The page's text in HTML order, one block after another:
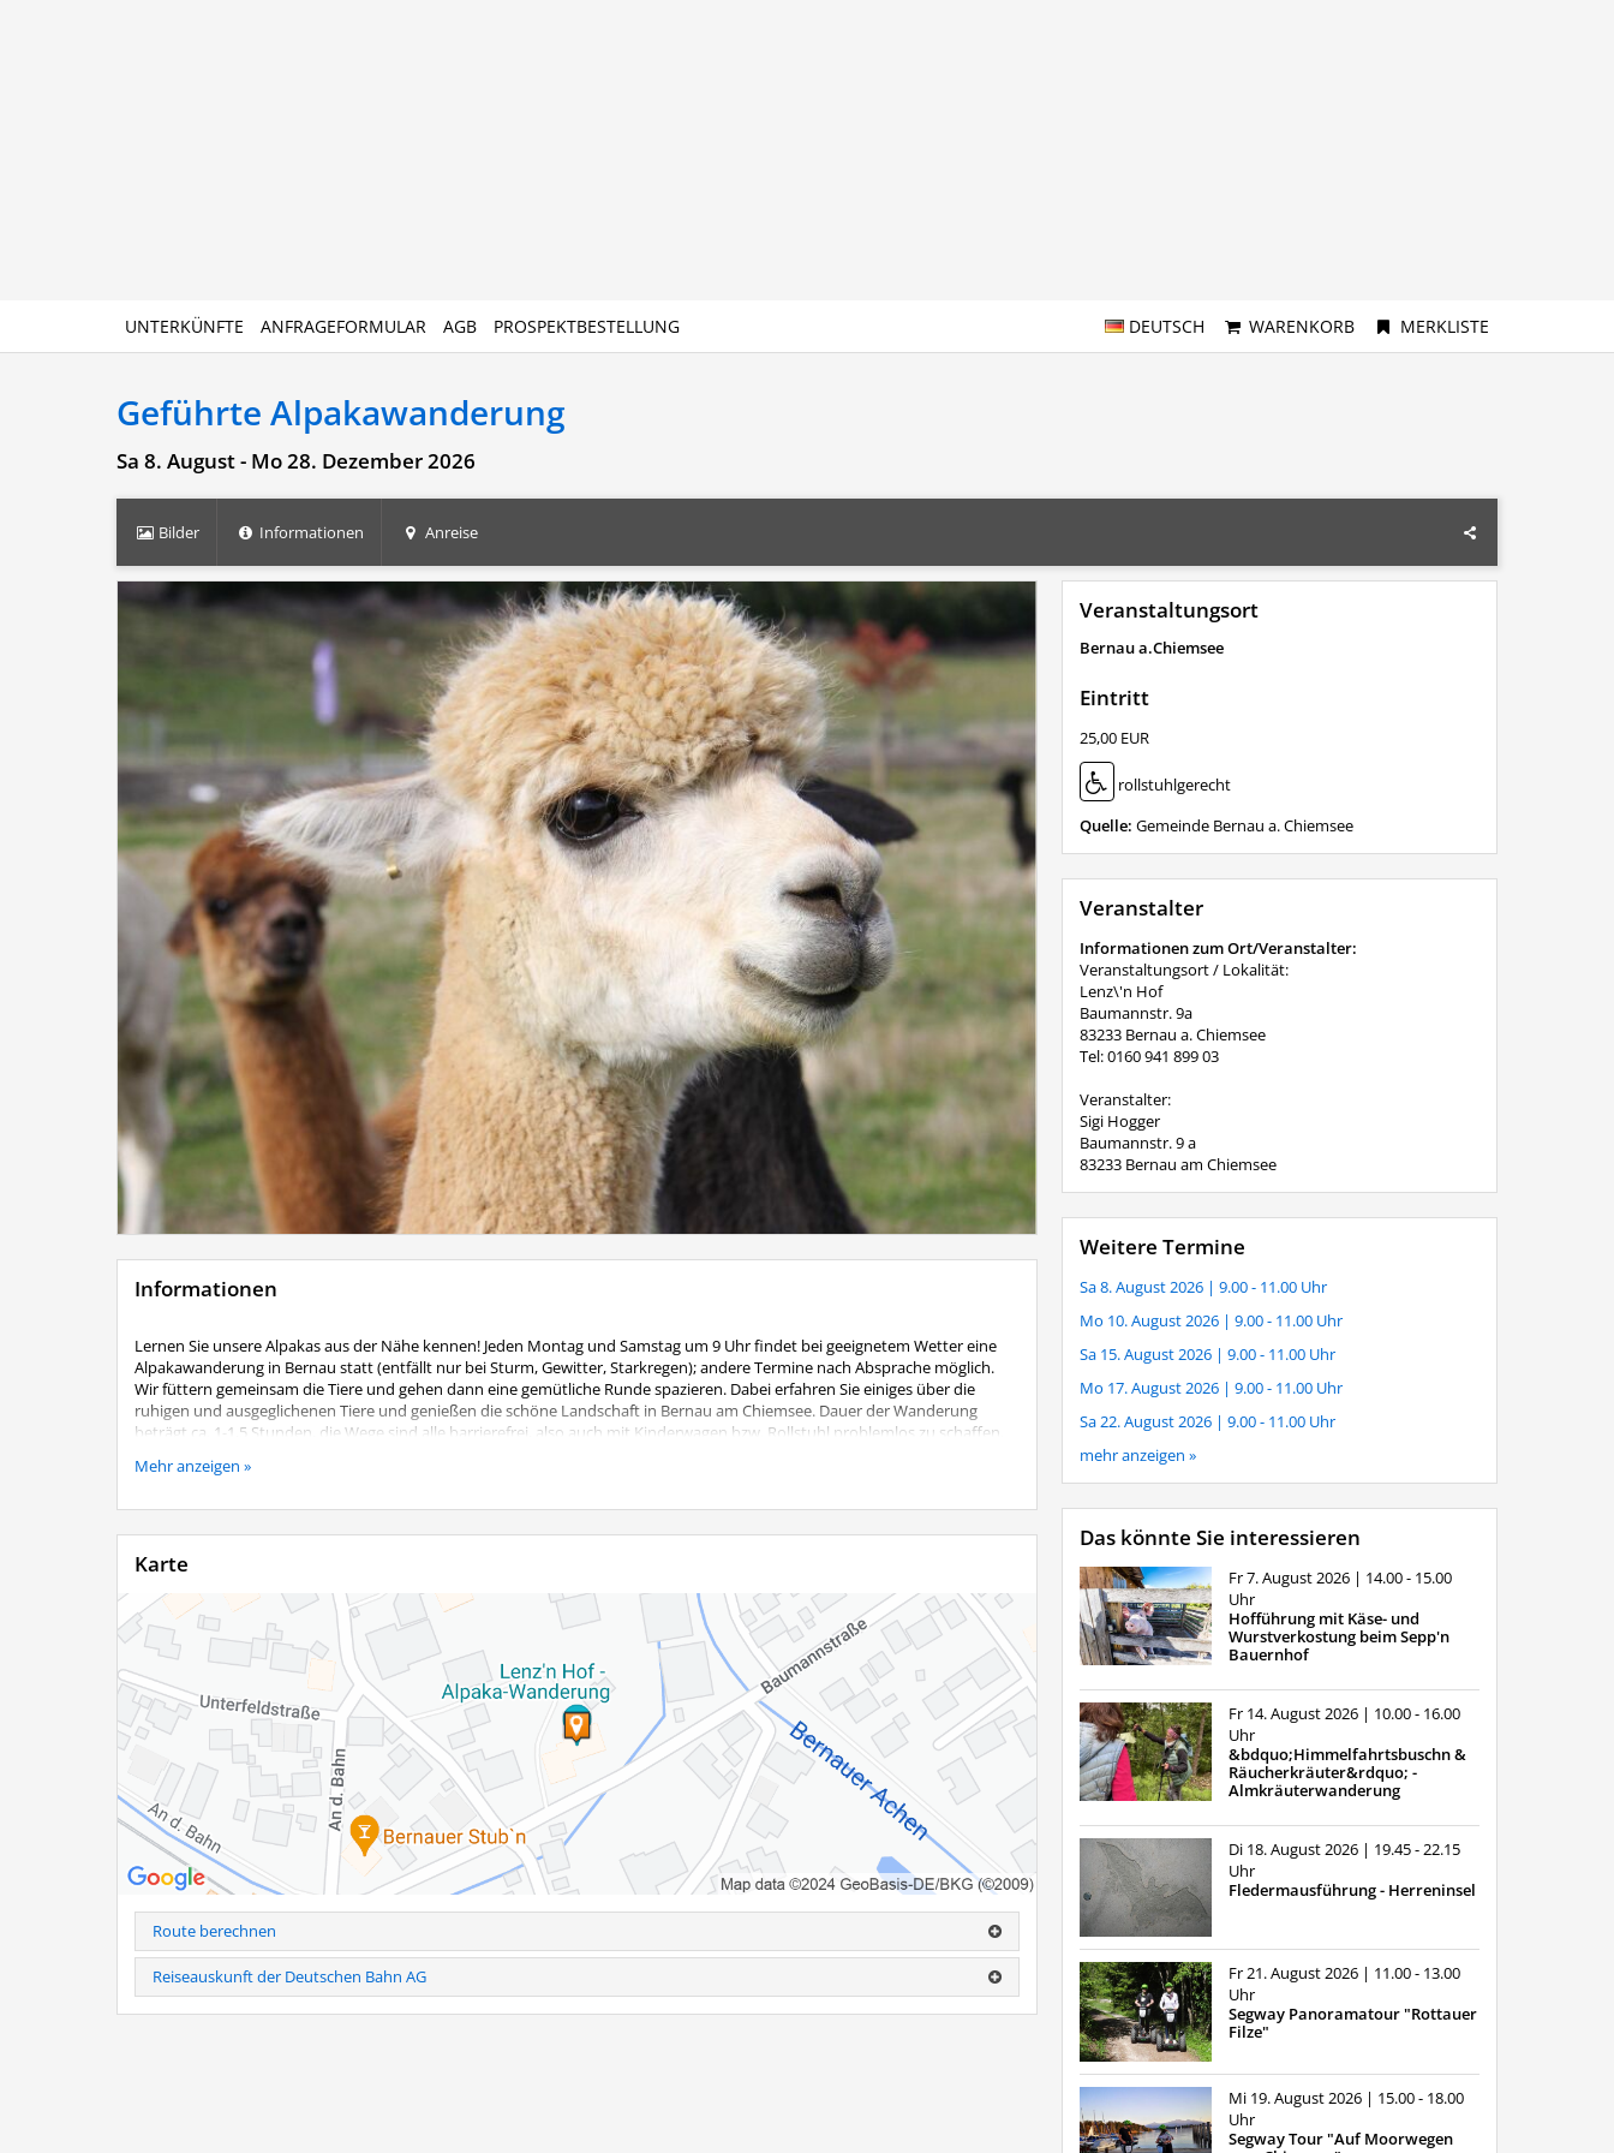
DEUTSCH WARENKORB MERKLISTE
UNTERKÜNFTE ANFRAGEFORMULAR AGB PROSPEKTBESTELLUNG
Geführte Alpakawanderung
Sa 8. August - Mo 28. Dezember 2026
Bilder Informationen Anreise
Informationen
Lernen Sie unsere Alpakas aus der Nähe kennen! Jeden Montag und Samstag um 9 Uhr findet bei geeignetem Wetter eine
Alpakawanderung in Bernau statt (entfällt nur bei Sturm, Gewitter, Starkregen); andere Termine nach Absprache möglich.
Wir füttern gemeinsam die Tiere und gehen dann eine gemütliche Runde spazieren. Dabei erfahren Sie einiges über die
ruhigen und ausgeglichenen Tiere und genießen die schöne Landschaft in Bernau am Chiemsee. Dauer der Wanderung
beträgt ca. 1-1,5 Stunden, die Wege sind alle barrierefrei, also auch mit Kinderwagen bzw. Rollstuhl problemlos zu schaffen.
Kosten:
Begleitpersonen ohne eigenes Alpaka 5,00 €
Kinder bis 12 Jahre nur in Begleitung eines Erwachsenen, Kinder bis 6 Jahre wandern kostenlos mit.
Eine Anmeldung ist unbedingt telefonisch erforderlich:
Lenz´n Hof
Familie Hogger
Baumannstr. 9 a
83233 Bernau am Chiemsee
Tel.: 0160-941 899 03
Hinweis
: Telefonische Anmeldung erforderlich unter Tel.: 0160-94189903
Bei kurzfristiger Stornierung (24h vorher) und Nichterscheinen, wird eine Ausfallrechnung gestellt.
Weitere Infos als PDF
Mehr anzeigen »
Karte
Route berechnen
Reiseauskunft der Deutschen Bahn AG
Veranstaltungsort
Bernau a.Chiemsee
Eintritt
25,00 EUR
rollstuhlgerecht
Quelle: Gemeinde Bernau a. Chiemsee
Veranstalter
Informationen zum Ort/Veranstalter:
Veranstaltungsort / Lokalität:
Lenz\'n Hof
Baumannstr. 9a
83233 Bernau a. Chiemsee
Tel: 0160 941 899 03
Veranstalter:
Sigi Hogger
Baumannstr. 9 a
83233 Bernau am Chiemsee
Weitere Termine
Sa 8. August 2026 | 9.00 - 11.00 Uhr
Mo 10. August 2026 | 9.00 - 11.00 Uhr
Sa 15. August 2026 | 9.00 - 11.00 Uhr
Mo 17. August 2026 | 9.00 - 11.00 Uhr
Sa 22. August 2026 | 9.00 - 11.00 Uhr
mehr anzeigen »
Das könnte Sie interessieren
Fr 7. August 2026 | 14.00 - 15.00
Uhr
Hofführung mit Käse- und
Wurstverkostung beim Sepp'n
Bauernhof
Fr 14. August 2026 | 10.00 - 16.00
Uhr
&bdquo;Himmelfahrtsbuschn &
Räucherkräuter&rdquo; -
Almkräuterwanderung
Di 18. August 2026 | 19.45 - 22.15
Uhr
Fledermausführung - Herreninsel
Fr 21. August 2026 | 11.00 - 13.00
Uhr
Segway Panoramatour "Rottauer
Filze"
Mi 19. August 2026 | 15.00 - 18.00
Uhr
Segway Tour "Auf Moorwegen